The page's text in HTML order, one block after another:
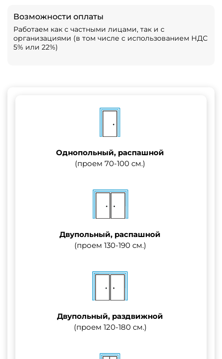
Возможности оплаты
Работаем как с частными лицами, так и с
организациями (в том числе с использованием НДС
5% или 22%)
Однопольный, распашной
(проем 70-100 см.)
Двупольный, распашной
(проем 130-190 см.)
Двупольный, раздвижной
(проем 120-180 см.)